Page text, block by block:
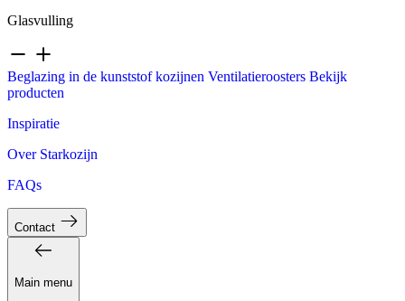
Glasvulling
Beglazing in de kunststof kozijnen Ventilatieroosters Bekijk
producten
Inspiratie
Over Starkozijn
FAQs
Contact
Main menu